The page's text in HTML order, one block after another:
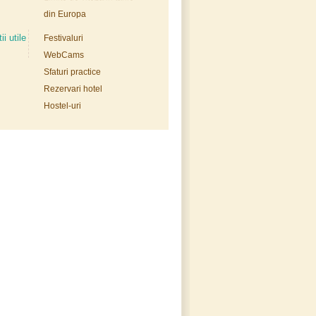
din Europa
Festivaluri
WebCams
Sfaturi practice
Rezervari hotel
Hostel-uri
utile